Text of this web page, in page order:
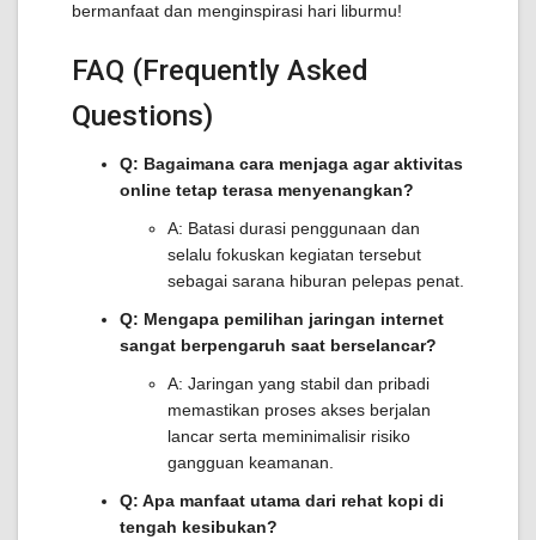
bermanfaat dan menginspirasi hari liburmu!
FAQ (Frequently Asked
Questions)
Q: Bagaimana cara menjaga agar aktivitas
online tetap terasa menyenangkan?
A: Batasi durasi penggunaan dan
selalu fokuskan kegiatan tersebut
sebagai sarana hiburan pelepas penat.
Q: Mengapa pemilihan jaringan internet
sangat berpengaruh saat berselancar?
A: Jaringan yang stabil dan pribadi
memastikan proses akses berjalan
lancar serta meminimalisir risiko
gangguan keamanan.
Q: Apa manfaat utama dari rehat kopi di
tengah kesibukan?